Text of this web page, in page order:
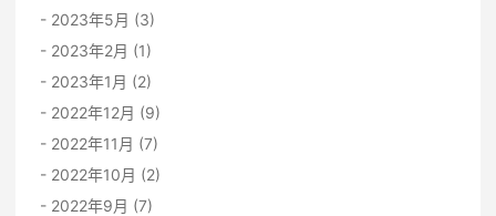
2023年5月 (3)
2023年2月 (1)
2023年1月 (2)
2022年12月 (9)
2022年11月 (7)
2022年10月 (2)
2022年9月 (7)